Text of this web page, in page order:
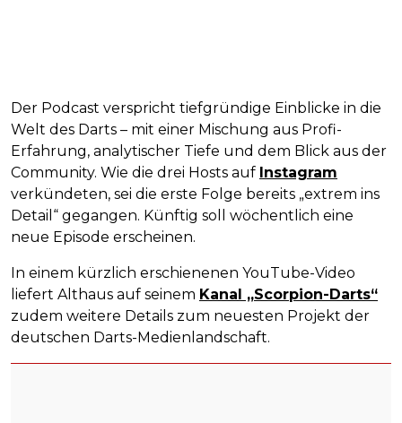
Der Podcast verspricht tiefgründige Einblicke in die
Welt des Darts – mit einer Mischung aus Profi-
Erfahrung, analytischer Tiefe und dem Blick aus der
Community. Wie die drei Hosts auf Instagram
verkündeten, sei die erste Folge bereits „extrem ins
Detail“ gegangen. Künftig soll wöchentlich eine
neue Episode erscheinen.
In einem kürzlich erschienenen YouTube-Video
liefert Althaus auf seinem Kanal „Scorpion-Darts“
zudem weitere Details zum neuesten Projekt der
deutschen Darts-Medienlandschaft.